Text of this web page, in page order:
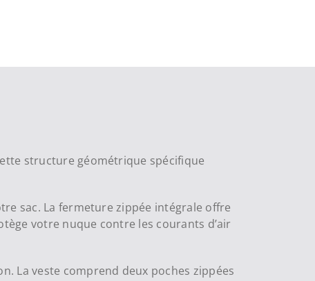
structure géométrique spécifique
sac. La fermeture zippée intégrale offre
votre nuque contre les courants d’air
La veste comprend deux poches zippées